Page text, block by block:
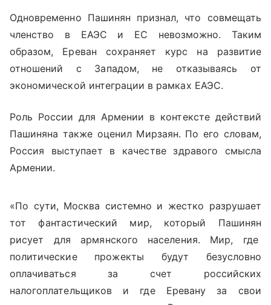
Одновременно Пашинян признал, что совмещать
членство в ЕАЭС и ЕС невозможно. Таким
образом, Ереван сохраняет курс на развитие
отношений с Западом, не отказываясь от
экономической интеграции в рамках ЕАЭС.
Роль России для Армении в контексте действий
Пашиняна также оценил Мирзаян. По его словам,
Россия выступает в качестве здравого смысла
Армении.
«По сути, Москва системно и жестко разрушает
тот фантастический мир, который Пашинян
рисует для армянского населения. Мир, где
политические прожекты будут безусловно
оплачиваться за счет российских
налогоплательщиков и где Еревану за свои